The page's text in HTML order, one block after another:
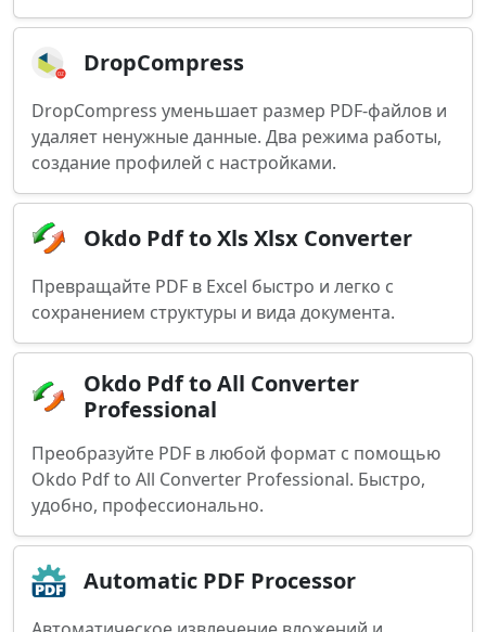
DropCompress
DropCompress уменьшает размер PDF-файлов и
удаляет ненужные данные. Два режима работы,
создание профилей с настройками.
Okdo Pdf to Xls Xlsx Converter
Превращайте PDF в Excel быстро и легко с
сохранением структуры и вида документа.
Okdo Pdf to All Converter
Professional
Преобразуйте PDF в любой формат с помощью
Okdo Pdf to All Converter Professional. Быстро,
удобно, профессионально.
Automatic PDF Processor